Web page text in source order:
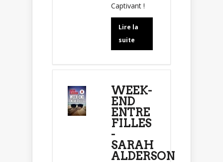
Captivant !
Lire la
suite
WEEK-
END
ENTRE
FILLES
-
SARAH
ALDERSON